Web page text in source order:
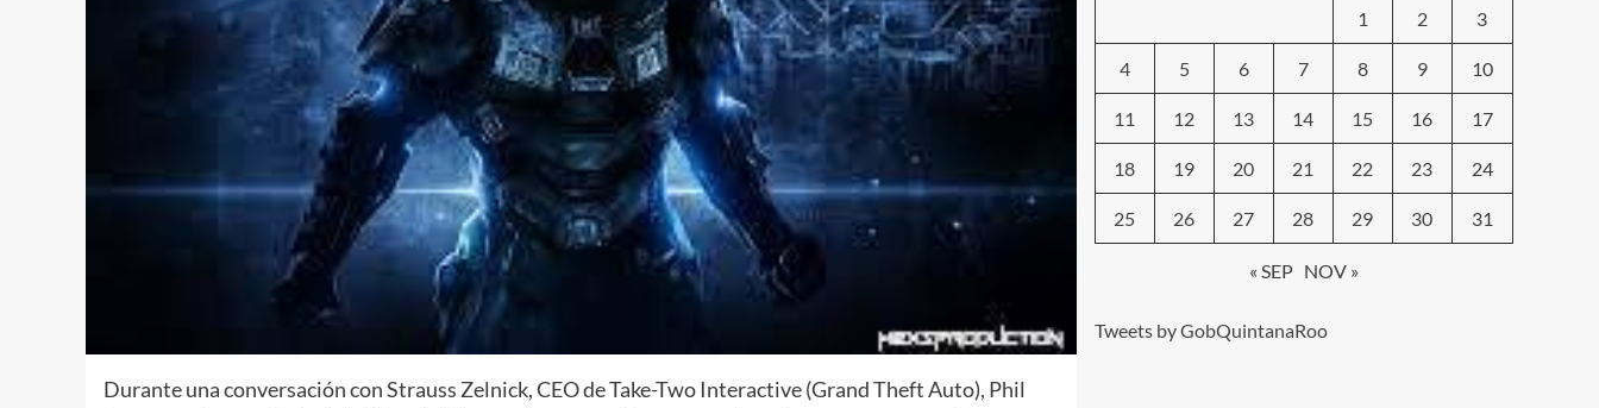
Durante una conversación con Strauss Zelnick, CEO de Take-Two Interactive (Grand Theft Auto), Phil
1
2 3
4 5 6 7 8 9 10
11 12 13 14 15 16 17
18 19 20 21 22 23 24
25 26 27 28 29 30 31
« SEP NOV »
Tweets by GobQuintanaRoo